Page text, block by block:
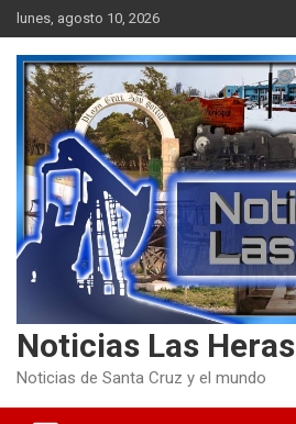
Skip
to
content
lunes, agosto 10, 2026
Noticias Las Heras
Noticias de Santa Cruz y el mundo